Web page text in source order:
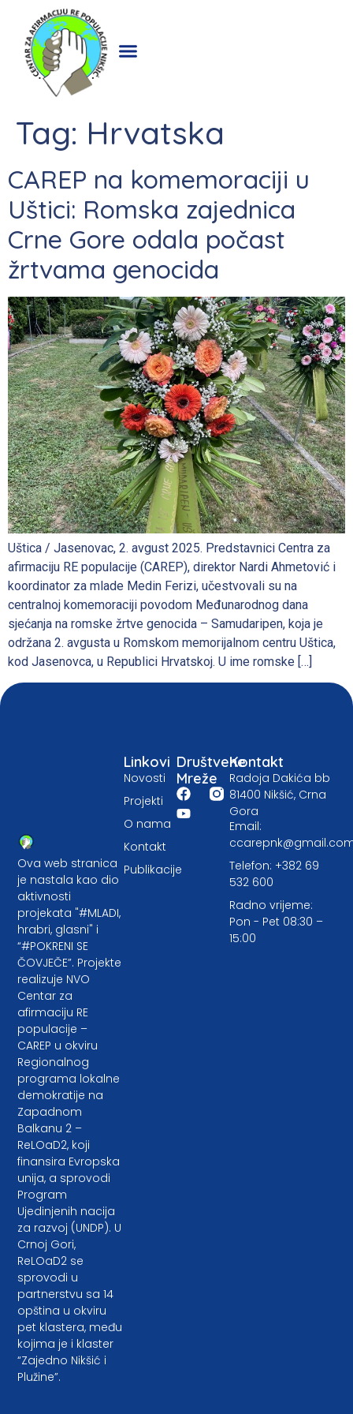
Tag: Hrvatska
CAREP na komemoraciji u
Uštici: Romska zajednica
Crne Gore odala počast
žrtvama genocida
Uštica / Jasenovac, 2. avgust 2025. Predstavnici Centra za
afirmaciju RE populacije (CAREP), direktor Nardi Ahmetović i
koordinator za mlade Medin Ferizi, učestvovali su na
centralnoj komemoraciji povodom Međunarodnog dana
sjećanja na romske žrtve genocida – Samudaripen, koja je
održana 2. avgusta u Romskom memorijalnom centru Uštica,
kod Jasenovca, u Republici Hrvatskoj. U ime romske […]
Ova web stranica
je nastala kao dio
aktivnosti
projekata "#MLADI,
hrabri, glasni" i
“#POKRENI SE
ČOVJEČE”. Projekte
realizuje NVO
Centar za
afirmaciju RE
populacije –
CAREP u okviru
Regionalnog
programa lokalne
demokratije na
Zapadnom
Balkanu 2 –
ReLOaD2, koji
finansira Evropska
unija, a sprovodi
Program
Ujedinjenih nacija
za razvoj (UNDP). U
Crnoj Gori,
ReLOaD2 se
sprovodi u
partnerstvu sa 14
opština u okviru
pet klastera, među
kojima je i klaster
“Zajedno Nikšić i
Plužine”.
Društvene
Mreže
Linkovi
Novosti
Projekti
O nama
Kontakt
Publikacije
Kontakt
Radoja Dakića bb
81400 Nikšić, Crna
Gora
Email:
Telefon: +382 69
532 600
Radno vrijeme:
Pon - Pet 08:30 –
15:00